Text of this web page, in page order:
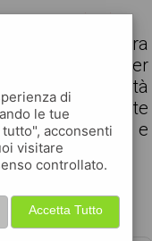
- ZEVIO (VR)
una figura
per
delle attività
Attività affidate
controllo e
di
le tue
acconsenti
visitare
controllato.
Accetta Tutto